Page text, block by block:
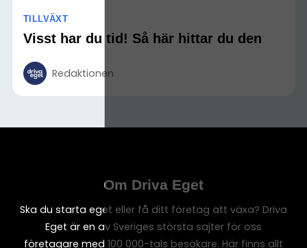
TILLVÄXT
Visst har du tid! Så här hittar du den
Redaktionen
Om Driva Eget
Ska du starta eget eller få ditt företag att växa? Driva
Eget är en av Sveriges största sajter för oss
företagare med 100 000-tals besökare. Här finns allt